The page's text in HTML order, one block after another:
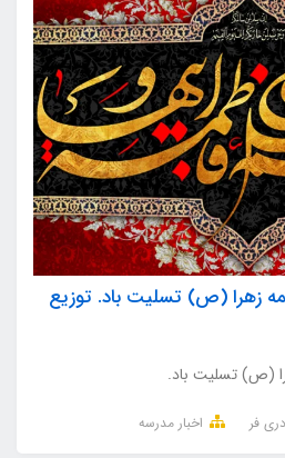
زهرا (ص) تسلیت باد. توزیع
(ص) تسلیت باد.
فر اخبار مدرسه